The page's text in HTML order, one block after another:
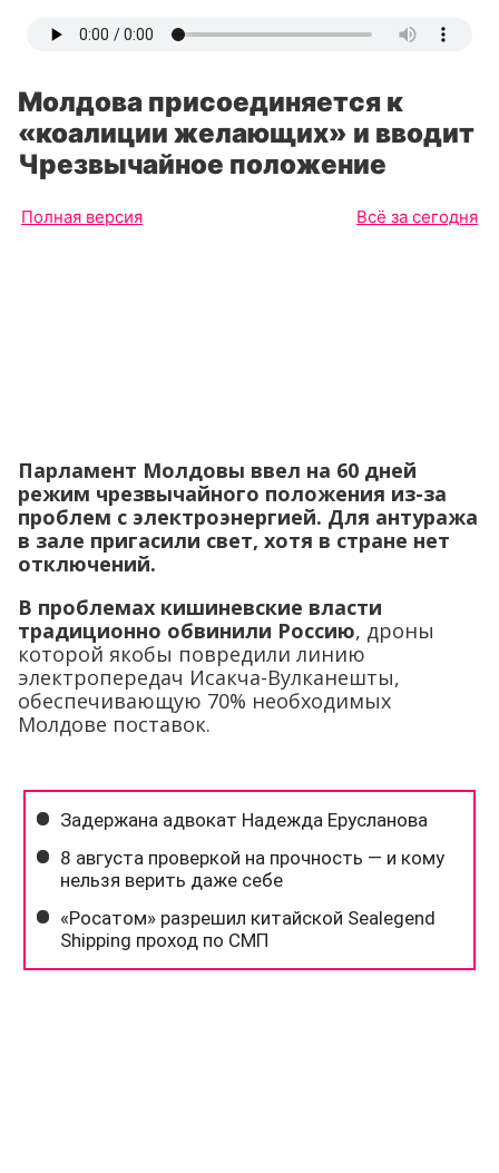
Молдова присоединяется к
«коалиции желающих» и вводит
Чрезвычайное положение
Полная версия Всё за сегодня
Парламент Молдовы ввел на 60 дней
режим чрезвычайного положения из-за
проблем с электроэнергией. Для антуража
в зале пригасили свет, хотя в стране нет
отключений.
В проблемах кишиневские власти
традиционно обвинили Россию, дроны
которой якобы повредили линию
электропередач Исакча-Вулканешты,
обеспечивающую 70% необходимых
Молдове поставок.